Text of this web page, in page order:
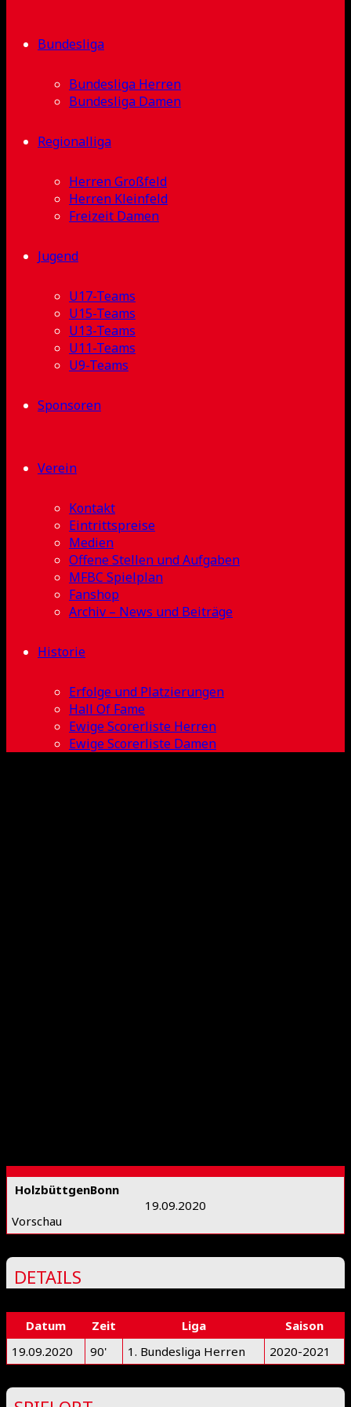
Bundesliga
Bundesliga Herren
Bundesliga Damen
Regionalliga
Herren Großfeld
Herren Kleinfeld
Freizeit Damen
Jugend
U17-Teams
U15-Teams
U13-Teams
U11-Teams
U9-Teams
Sponsoren
Verein
Kontakt
Eintrittspreise
Medien
Offene Stellen und Aufgaben
MFBC Spielplan
Fanshop
Archiv – News und Beiträge
Historie
Erfolge und Platzierungen
Hall Of Fame
Ewige Scorerliste Herren
Ewige Scorerliste Damen
HolzbüttgenBonn
19.09.2020
Vorschau
DETAILS
Datum Zeit Liga
Saison
19.09.2020
90' 1. Bundesliga Herren 2020-2021